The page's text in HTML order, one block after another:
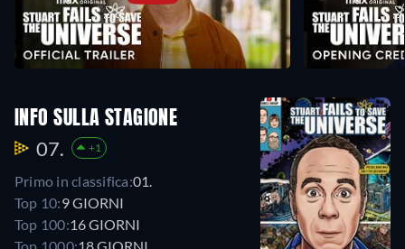
INFO SULLA STAGIONE
07. +1
Primo in classifica:01.
Top 10:9 GIORNI
Top 100:16 GIORNI